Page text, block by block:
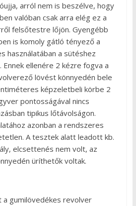
arról nem is beszélve, hogy
valóban csak arra elég ez a
felsőtestre lőjön. Gyengébb
is komoly gátló tényező a
használatában a sütéshez
ellenére 2 kézre fogva a
lövést könnyedén bele
képzeletbeli körbe 2
pontosságával nincs
tipikus lőtávolságon.
azonban a rendszeres
A tesztek alatt leadott kb.
elcsettenés nem volt, az
üríthetők voltak.
a gumilövedékes revolver